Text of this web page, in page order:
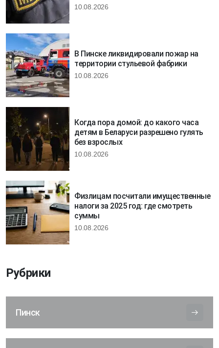
10.08.2026
В Пинске ликвидировали пожар на
территории стульевой фабрики
10.08.2026
Когда пора домой: до какого часа
детям в Беларуси разрешено гулять
без взрослых
10.08.2026
Физлицам посчитали имущественные
налоги за 2025 год: где смотреть
суммы
10.08.2026
Рубрики
Пинск